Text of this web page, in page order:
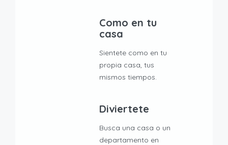
Como en tu
casa
Sientete como en tu
propia casa, tus
mismos tiempos.
Diviertete
Busca una casa o un
departamento en